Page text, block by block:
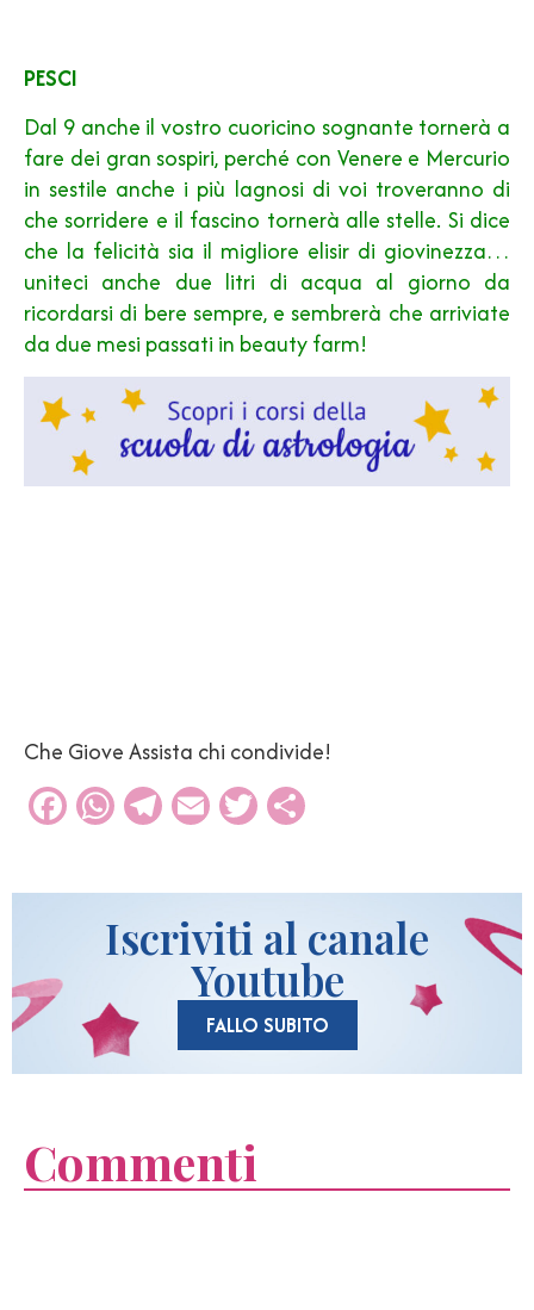
PESCI
Dal 9 anche il vostro cuoricino sognante tornerà a
fare dei gran sospiri, perché con Venere e Mercurio
in sestile anche i più lagnosi di voi troveranno di
che sorridere e il fascino tornerà alle stelle. Si dice
che la felicità sia il migliore elisir di giovinezza…
uniteci anche due litri di acqua al giorno da
ricordarsi di bere sempre, e sembrerà che arriviate
da due mesi passati in beauty farm!
Che Giove Assista chi condivide!
Facebook
WhatsApp
Telegram
EmailTwitter
Iscriviti al canale
Youtube
FALLO SUBITO
Commenti